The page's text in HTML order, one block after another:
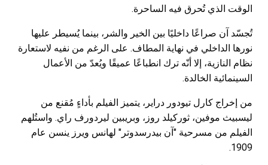
الوقت الذي تُحرق فيه الساحرة.
تُجسّد آن صراعًا داخليًا بين الخير والشر، بينما يُسيطر عليها
نورها الداخلي في نهاية المطاف. على الرغم من نفيه لاستعارة
نظام النازية، إلا أنّه ترك انطباعًا عميقًا ويُعدّ من الأعمال
السينمائية الخالدة.
من إخراج كارل تيودور دراير، يتميز الفيلم بأداءٍ مُقنع من
ليسبيث موفين، ثوركيلد روز، وبريبين ليردورف راي. واستُلهم
الفيلم من مسرحية "آن بيدرسدوتر" لهانس ويرز ينسن عام
1909.